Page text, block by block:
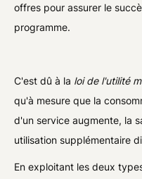
offres pour assurer le
programme.
C'est dû à la loi de l'utilité
qu'à mesure que la
d'un service augmente, la
utilisation supplémentaire
En exploitant les deux